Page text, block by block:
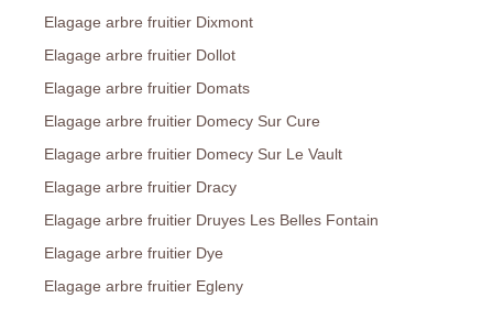
Elagage arbre fruitier Dixmont
Elagage arbre fruitier Dollot
Elagage arbre fruitier Domats
Elagage arbre fruitier Domecy Sur Cure
Elagage arbre fruitier Domecy Sur Le Vault
Elagage arbre fruitier Dracy
Elagage arbre fruitier Druyes Les Belles Fontain
Elagage arbre fruitier Dye
Elagage arbre fruitier Egleny